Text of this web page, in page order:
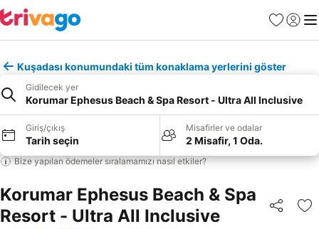
Favoriler
Giriş
Kuşadası konumundaki tüm konaklama yerlerini göster
Gidilecek yer
Korumar Ephesus Beach & Spa Resort - Ultra All Inclusive
Giriş/çıkış
Tarih seçin
Misafirler ve odalar
2 Misafir, 1 Oda.
Bize yapılan ödemeler sıralamamızı nasıl etkiler?
Korumar Ephesus Beach & Spa
Resort - Ultra All Inclusive
Paylaş